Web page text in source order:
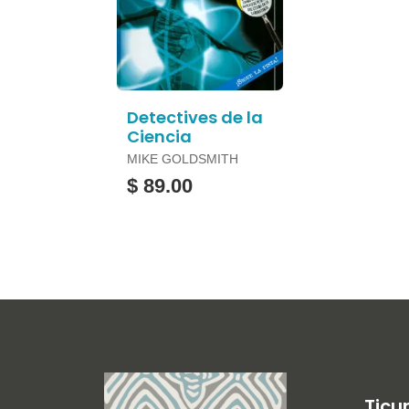
Detectives de la
Ciencia
MIKE GOLDSMITH
$ 89.00